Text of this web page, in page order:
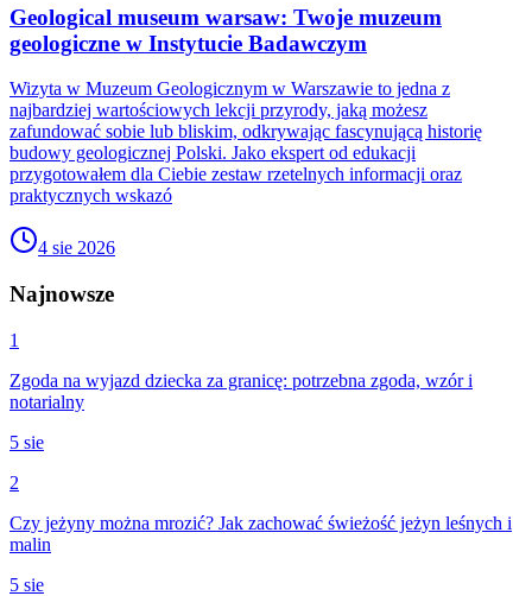
Geological museum warsaw: Twoje muzeum
geologiczne w Instytucie Badawczym
Wizyta w Muzeum Geologicznym w Warszawie to jedna z
najbardziej wartościowych lekcji przyrody, jaką możesz
zafundować sobie lub bliskim, odkrywając fascynującą historię
budowy geologicznej Polski. Jako ekspert od edukacji
przygotowałem dla Ciebie zestaw rzetelnych informacji oraz
praktycznych wskazó
4 sie 2026
Najnowsze
1
Zgoda na wyjazd dziecka za granicę: potrzebna zgoda, wzór i
notarialny
5 sie
2
Czy jeżyny można mrozić? Jak zachować świeżość jeżyn leśnych i
malin
5 sie